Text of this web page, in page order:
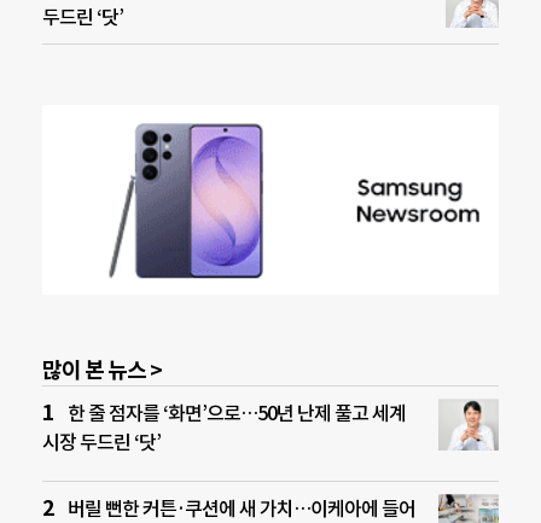
두드린 ‘닷’
많이 본 뉴스 >
한 줄 점자를 ‘화면’으로…50년 난제 풀고 세계
시장 두드린 ‘닷’
버릴 뻔한 커튼·쿠션에 새 가치…이케아에 들어